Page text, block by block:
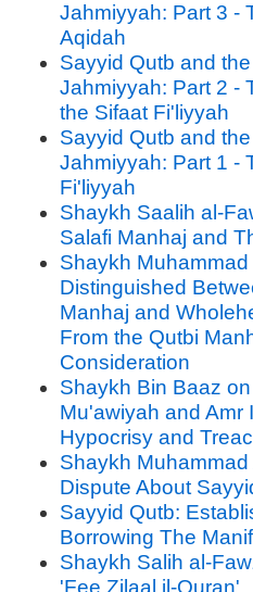
Jahmiyyah: Part 3 -
Aqidah
Sayyid Qutb and
Jahmiyyah: Part 2 -
the Sifaat Fi'liyyah
Sayyid Qutb and
Jahmiyyah: Part 1 -
Fi'liyyah
Shaykh Saalih al-
Salafi Manhaj and
Shaykh
Distinguished
Manhaj and
From the Qutbi
Consideration
Shaykh Bin Baaz
Mu'awiyah and Amr
Hypocrisy and
Shaykh
Dispute About
Sayyid Qutb:
Borrowing The
Shaykh Salih al-
'Fee Zilaal il-Quran'